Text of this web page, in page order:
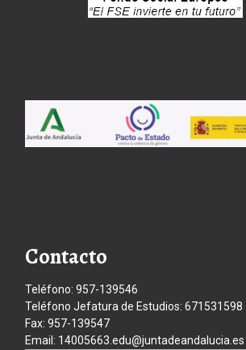
Contacto
Teléfono: 957-139546
Teléfono Jefatura de Estudios: 671531598
Fax: 957-139547
Email: 14005663.edu@juntadeandalucia.es